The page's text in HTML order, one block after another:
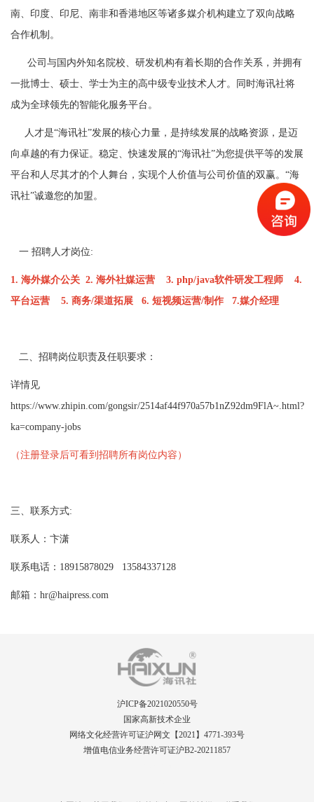
南、印度、印尼、南非和香港地区等诸多媒介机构建立了双向战略
合作机制。
公司与国内外知名院校、研发机构有着长期的合作关系，并拥有
一批博士、硕士、学士为主的高中级专业技术人才。同时海讯社将
成为全球领先的智能化服务平台。
人才是“海讯社”发展的核心力量，是持续发展的战略资源，是迈
向卓越的有力保证。稳定、快速发展的“海讯社”为您提供平等的发展
平台和人尽其才的个人舞台，实现个人价值与公司价值的双赢。“海
讯社”诚邀您的加盟。
一 招聘人才岗位:
1. 海外媒介公关 2. 海外社媒运营 3. php/java软件研发工程师 4.
平台运营 5. 商务/渠道拓展 6. 短视频运营/制作 7.媒介经理
二、招聘岗位职责及任职要求：
详情见
https://www.zhipin.com/gongsir/2514af44f970a57b1nZ92dm9FlA~.html?
ka=company-jobs
（注册登录后可看到招聘所有岗位内容）
三、联系方式:
联系人：卞潇
联系电话：18915878029 13584337128
邮箱：hr@haipress.com
沪ICP备2021020550号
国家高新技术企业
网络文化经营许可证沪网文【2021】4771-393号
增值电信业务经营许可证沪B2-20211857